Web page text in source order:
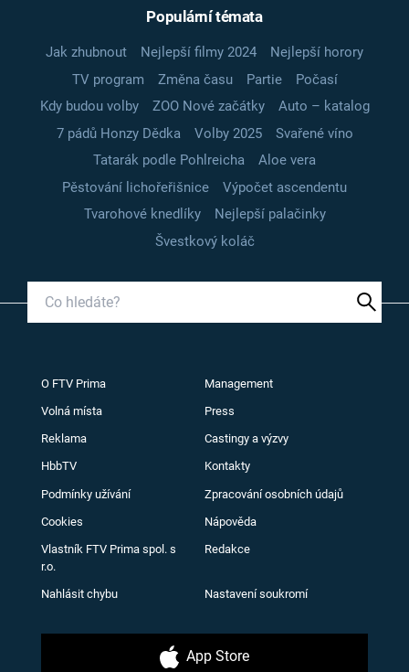
Populární témata
Jak zhubnout Nejlepší filmy 2024
Nejlepší horory
TV program
Změna času Partie
Počasí
Kdy budou volby
ZOO Nové začátky
Auto – katalog
7 pádů Honzy Dědka
Volby 2025
Svařené víno
Tatarák podle Pohlreicha
Aloe vera
Pěstování lichořeřišnice
Výpočet ascendentu
Tvarohové knedlíky
Nejlepší palačinky
Švestkový koláč
O FTV Prima Management
Volná místa Press
Reklama Castingy a výzvy
HbbTV Kontakty
Podmínky užívání Zpracování osobních údajů
Cookies Nápověda
Vlastník FTV Prima spol. s
r.o.
Redakce
Nahlásit chybu Nastavení soukromí
App Store